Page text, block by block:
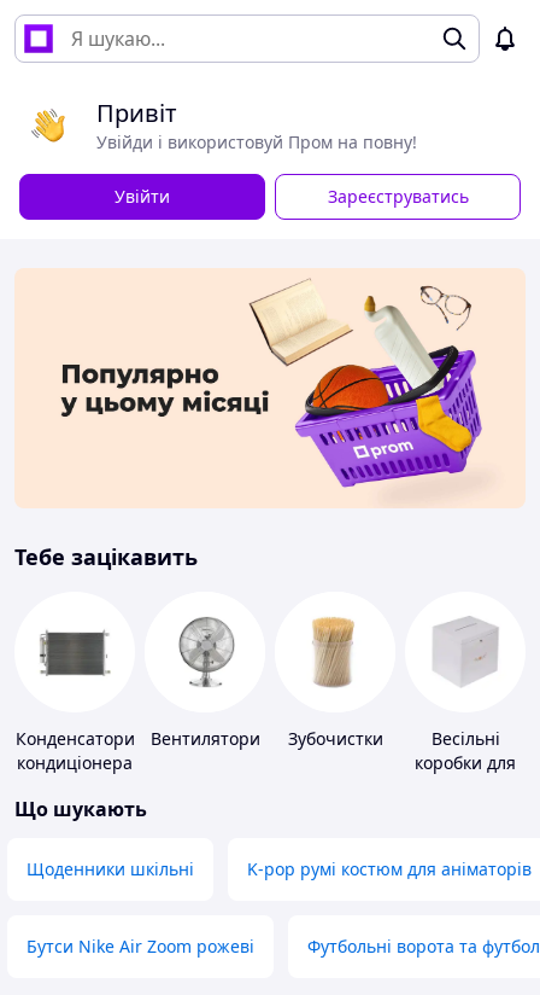
Привіт
Увійди і використовуй Пром на повну!
Увійти Зареєструватись
Тебе зацікавить
Конденсатори
кондиціонера
Вентилятори Зубочистки
Весільні
коробки для
Що шукають
Щоденники шкільні K-pop румі костюм для аніматорів
Бутси Nike Air Zoom рожеві Футбольні ворота та